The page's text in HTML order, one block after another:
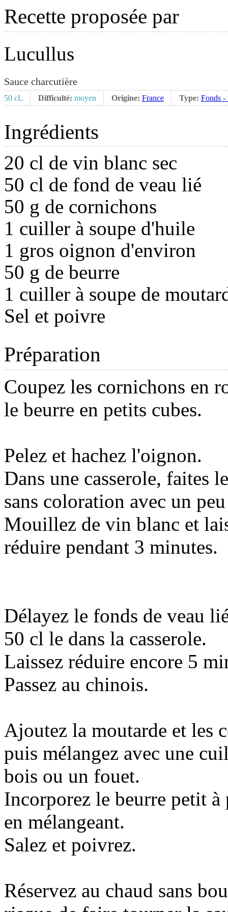
Recette proposée par
Lucullus
Sauce charcutière
50 cL Difficulté: moyen Origine: France Type: Fonds -
Ingrédients
20 cl de vin blanc sec
50 cl de fond de veau lié
50 g de cornichons
1 cuiller à soupe d'huile
1 gros oignon d'environ
50 g de beurre
1 cuiller à soupe de
Sel et poivre
Préparation
Coupez les cornichons en
le beurre en petits cubes.
Pelez et hachez l'oignon.
Dans une casserole, faites
sans coloration avec un
Mouillez de vin blanc et
réduire pendant 3 minutes.
Délayez le fonds de veau
50 cl le dans la casserole.
Laissez réduire encore 5
Passez au chinois.
Ajoutez la moutarde et les
puis mélangez avec une
bois ou un fouet.
Incorporez le beurre petit
en mélangeant.
Salez et poivrez.
Réservez au chaud sans